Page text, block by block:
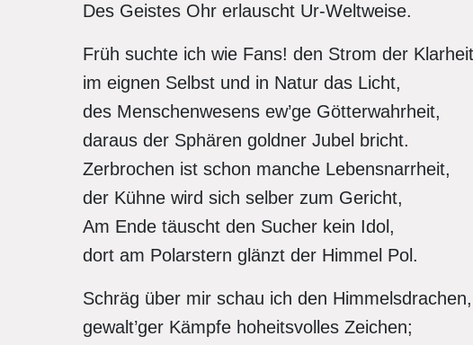
Des Geistes Ohr erlauscht Ur-Weltweise.
Früh suchte ich wie Fans! den Strom der
im eignen Selbst und in Natur das Licht,
des Menschenwesens ew’ge Götterwahrheit,
daraus der Sphären goldner Jubel bricht.
Zerbrochen ist schon manche Lebensnarrheit,
der Kühne wird sich selber zum Gericht,
Am Ende täuscht den Sucher kein Idol,
dort am Polarstern glänzt der Himmel Pol.
Schräg über mir schau ich den Himmelsdrachen,
gewalt’ger Kämpfe hoheitsvolles Zeichen;